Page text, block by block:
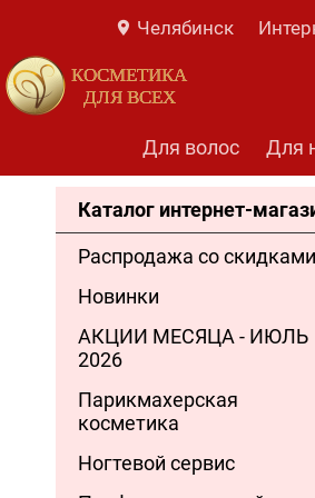
Челябинск
КОСМЕТИКА
ДЛЯ ВСЕХ
Для волос Для
Каталог интернет-
Распродажа со скидками
Новинки
АКЦИИ МЕСЯЦА - ИЮЛЬ
2026
Парикмахерская
косметика
Ногтевой сервис